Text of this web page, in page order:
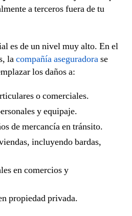
a terceros fuera de tu
es de un nivel muy alto. En el
lacompañía aseguradorase
los daños a:
o comerciales.
y equipaje.
de mercancía en tránsito.
incluyendo bardas,
en comercios y
propiedad privada.